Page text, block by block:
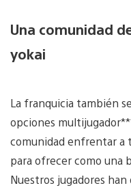
Una comunidad
yokai
La franquicia también
opciones
comunidad enfrentar a
para ofrecer como una
Nuestros jugadores